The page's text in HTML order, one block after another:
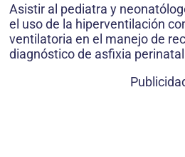
Asistir al pediatra y
el uso de la hiperventilación
ventilatoria en el manejo de
diagnóstico de asfixia